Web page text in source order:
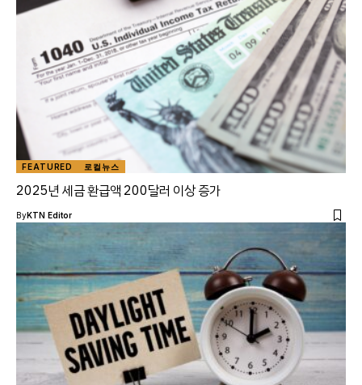
FEATURED 로컬뉴스
2025년 세금 환급액 200달러 이상 증가
ByKTN Editor